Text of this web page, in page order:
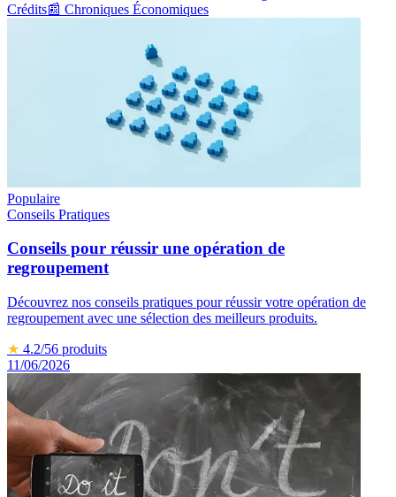
Crédits📰 Chroniques Économiques
Populaire
Conseils Pratiques
Conseils pour réussir une opération de
regroupement
Découvrez nos conseils pratiques pour réussir votre opération de
regroupement avec une sélection des meilleurs produits.
★ 4.2/56 produits
11/06/2026